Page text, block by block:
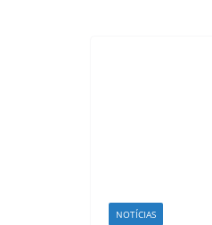
NOTÍCIAS